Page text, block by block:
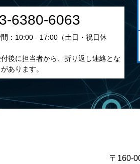
6380-6063
：10:00 - 17:00（土日・祝日休
後に担当者から、折り返し連絡とな
あります。
〒160-